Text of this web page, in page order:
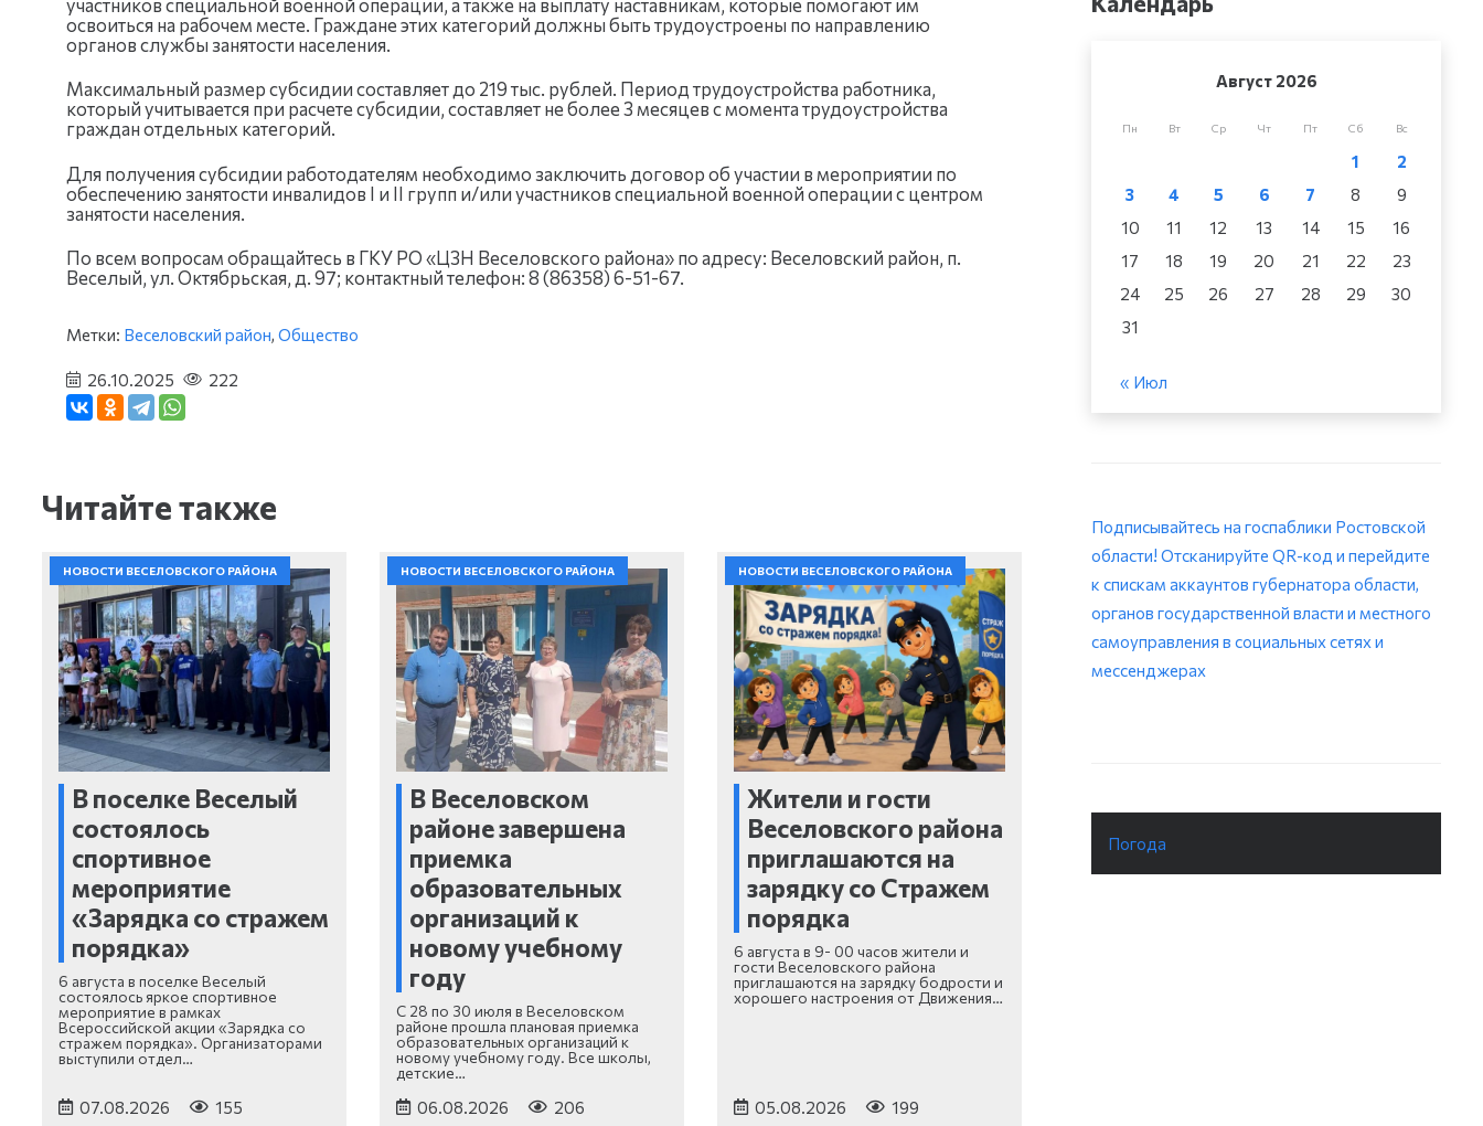
освоиться на рабочем месте. Граждане этих категорий должны быть трудоустроены по направлению
органов службы занятости населения.
Максимальный размер субсидии составляет до 219 тыс. рублей. Период трудоустройства работника,
который учитывается при расчете субсидии, составляет не более 3 месяцев с момента трудоустройства
граждан отдельных категорий.
Для получения субсидии работодателям необходимо заключить договор об участии в мероприятии по
обеспечению занятости инвалидов I и II групп и/или участников специальной военной операции с центром
занятости населения.
По всем вопросам обращайтесь в ГКУ РО «ЦЗН Веселовского района» по адресу: Веселовский район, п.
Веселый, ул. Октябрьская, д. 97; контактный телефон: 8 (86358) 6-51-67.
Метки: Веселовский район, Общество
26.10.2025 222
Читайте также
НОВОСТИ ВЕСЕЛОВСКОГО РАЙОНА
В поселке Веселый
состоялось
спортивное
мероприятие
«Зарядка со стражем
порядка»
6 августа в поселке Веселый
состоялось яркое спортивное
мероприятие в рамках
Всероссийской акции «Зарядка со
стражем порядка». Организаторами
выступили отдел…
07.08.2026 155
НОВОСТИ ВЕСЕЛОВСКОГО РАЙОНА
В Веселовском
районе завершена
приемка
образовательных
организаций к
новому учебному
году
С 28 по 30 июля в Веселовском
районе прошла плановая приемка
образовательных организаций к
новому учебному году. Все школы,
детские…
06.08.2026 206
НОВОСТИ ВЕСЕЛОВСКОГО РАЙОНА
Жители и гости
Веселовского района
приглашаются на
зарядку со Стражем
порядка
6 августа в 9- 00 часов жители и
гости Веселовского района
приглашаются на зарядку бодрости и
хорошего настроения от Движения…
05.08.2026 199
Август 2026
Пн Вт Ср Чт Пт Сб Вс
1
2
3
4 5 6 7 8
9
10
11 12 13 14 15
16
17
18 19 20 21 22
23
24
25 26 27 28 29
30
31
« Июл
Подписывайтесь на госпаблики Ростовской
области! Отсканируйте QR-код и перейдите
к спискам аккаунтов губернатора области,
органов государственной власти и местного
самоуправления в социальных сетях и
мессенджерах
Погода